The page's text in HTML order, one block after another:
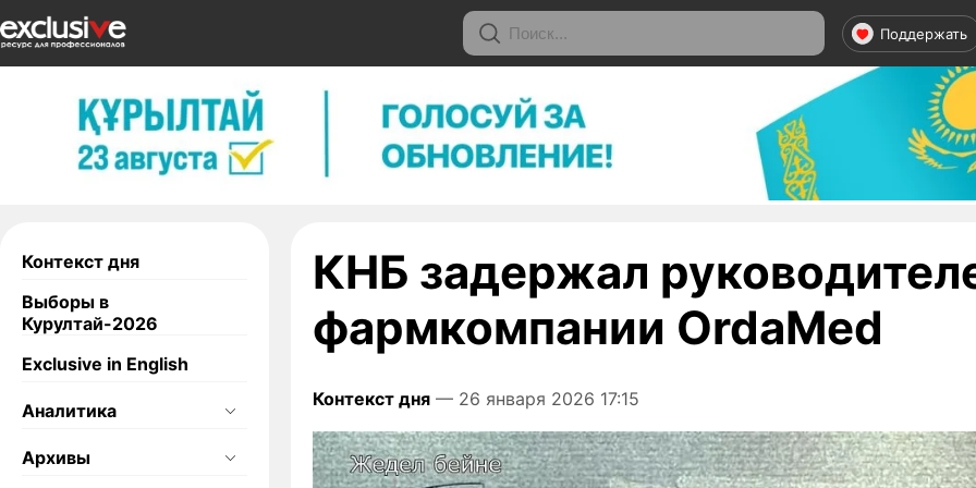
Поддержать
Контекст дня
Выборы в
Курултай-2026
Exclusive in English
Аналитика
Архивы
КНБ задержал
фармкомпании OrdaMed
Контекст дня — 26 января 2026 17:15